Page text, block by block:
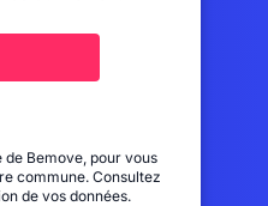
Bemove, pour vous
commune. Consultez
de vos données.